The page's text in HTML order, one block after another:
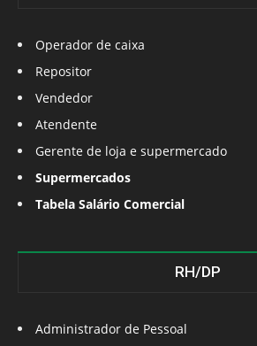
Operador de caixa
Repositor
Vendedor
Atendente
Gerente de loja e supermercado
Supermercados
Tabela Salário Comercial
RH/DP
Administrador de Pessoal